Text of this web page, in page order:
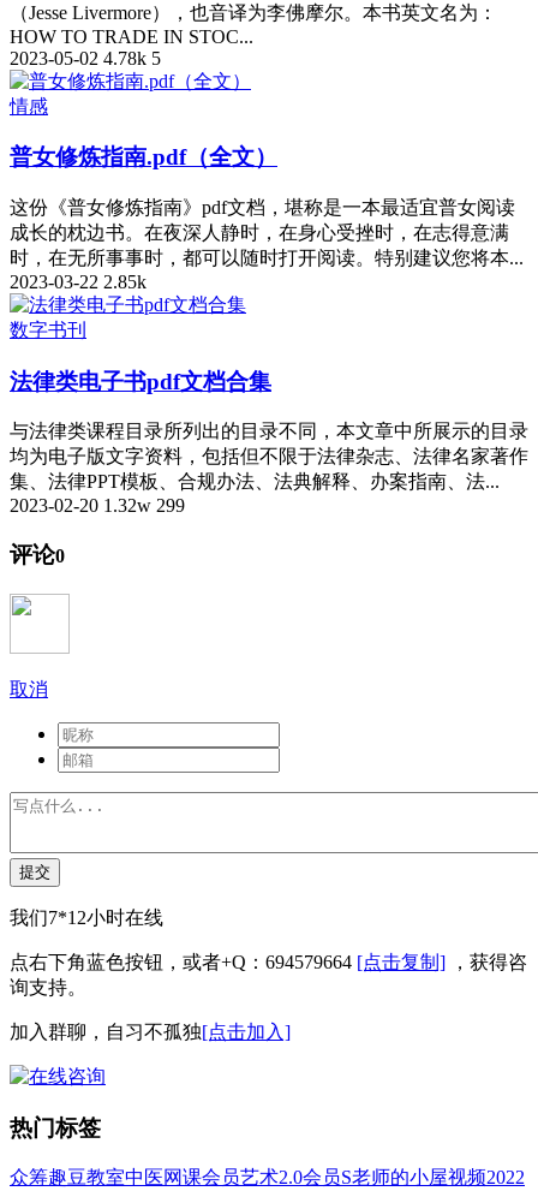
（Jesse Livermore），也音译为李佛摩尔。本书英文名为：
HOW TO TRADE IN STOC...
2023-05-02 4.78k 5
情感
普女修炼指南.pdf（全文）
这份《普女修炼指南》pdf文档，堪称是一本最适宜普女阅读
成长的枕边书。在夜深人静时，在身心受挫时，在志得意满
时，在无所事事时，都可以随时打开阅读。特别建议您将本...
2023-03-22 2.85k
数字书刊
法律类电子书pdf文档合集
与法律类课程目录所列出的目录不同，本文章中所展示的目录
均为电子版文字资料，包括但不限于法律杂志、法律名家著作
集、法律PPT模板、合规办法、法典解释、办案指南、法...
2023-02-20 1.32w 299
评论0
取消
提交
我们7*12小时在线
点右下角蓝色按钮，或者+Q：694579664 [点击复制] ，获得咨
询支持。
加入群聊，自习不孤独[点击加入]
热门标签
众筹趣豆教室中医网课会员艺术2.0会员S老师的小屋视频2022